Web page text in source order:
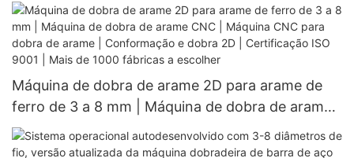
Máquina de dobra de arame 2D para arame de
ferro de 3 a 8 mm | Máquina de dobra de arame
CNC | Máquina CNC para dobra de arame |
Conformação e dobra 2D | Certificação ISO 9001